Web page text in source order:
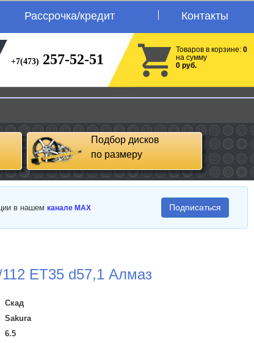
Рассрочка/кредит Контакты
+7(473) 257-52-51
Товаров в корзине: 0
на сумму
0 руб.
Подбор дисков
по размеру
в нашем канале MAX Подписаться
ET35 d57,1 Алмаз
Скад
Sakura
6.5